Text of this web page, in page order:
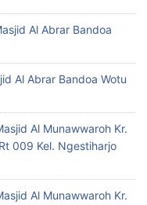
Al Abrar Bandoa
Al Abrar Bandoa Wotu
Al Munawwaroh Kr.
009 Kel. Ngestiharjo
Al Munawwaroh Kr.